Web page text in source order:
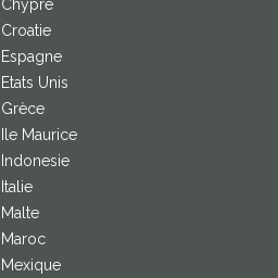
Chypre
Croatie
Espagne
Etats Unis
Grèce
Ile Maurice
Indonesie
Italie
Malte
Maroc
Mexique